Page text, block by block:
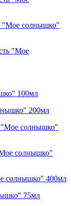
"Мое солнышко"
"Мое
100мл
200мл
"Мое солнышко"
солнышко"
солнышко" 400мл
75мл